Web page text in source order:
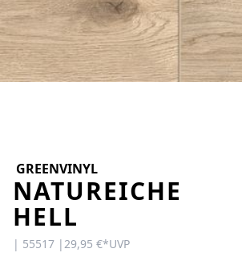
KONTAKT
Sie haben Fragen oder wünschen
eine persönliche Beratung?
Unser Team ist für Sie da –
unser Kontaktformular.
GREENVINYL
NATUREICHE
HELL
| 55517 | 29,95 €*UVP